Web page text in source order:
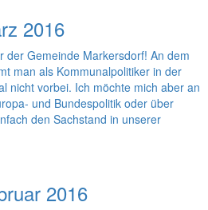
2016
der Gemeinde Markersdorf! An dem
man als Kommunalpolitiker in der
nicht vorbei. Ich möchte mich aber an
und Bundespolitik oder über
den Sachstand in unserer
2016